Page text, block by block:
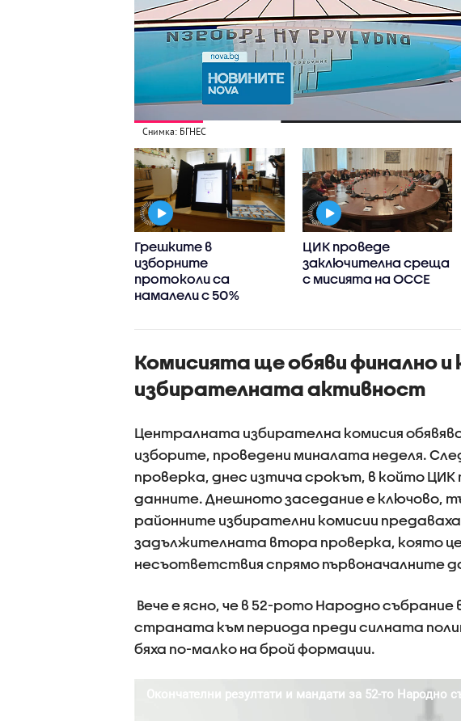
Снимка: БГНЕС
Грешките в
изборните
протоколи са
намалели с 50%
ЦИК проведе
заключителна среща
с мисията на ОССЕ
Комисията ще обяви финално и
избирателната активност
Централната избирателна комисия
изборите, проведени миналата неделя.
проверка, днес изтича срокът, в който ЦИК
данните. Днешното заседание е ключово,
районните избирателни комисии
задължителната втора проверка, която
несъответствия спрямо първоначалните
Вече е ясно, че в 52-рото Народно
страната към периода преди силната
бяха по-малко на брой формации.